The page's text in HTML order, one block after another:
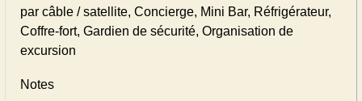
par câble / satellite, Concierge, Mini Bar, Réfrigérateur,
Coffre-fort, Gardien de sécurité, Organisation de
excursion
Notes